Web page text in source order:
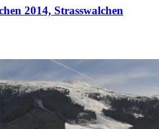
2014, Strasswalchen